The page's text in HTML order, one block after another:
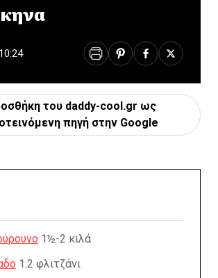
του daddy-cool.gr ως
πηγή στην Google
1½-2 κιλά
1.2 φλιτζάνι